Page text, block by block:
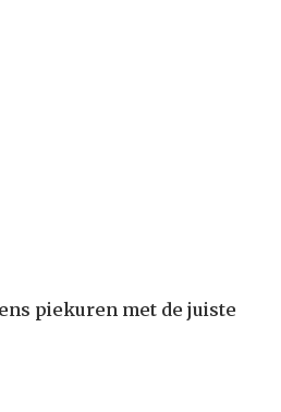
piekuren met de juiste